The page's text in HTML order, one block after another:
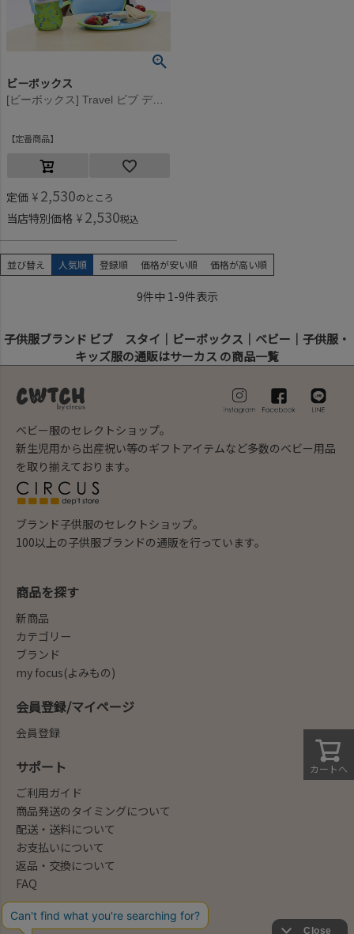
ビーボックス
[ビーボックス] Travel ビブ ディノタイム
定番商品
定価 ¥ 2,530のところ
当店特別価格 ¥ 2,530税込
並び替え 人気順 登録順 価格が安い順 価格が高い順
9件中 1-9件表示
子供服ブランド ビブ スタイ｜ビーボックス｜ベビー｜子供服・
キッズ服の通販はサーカス の商品一覧
カートへ
ベビー服のセレクトショップ。
新生児用から出産祝い等のギフトアイテムなど多数のベビー用品
を取り揃えております。
ブランド子供服のセレクトショップ。
100以上の子供服ブランドの通販を行っています。
会社概要/お問合せ先
商品を探す
新商品
カテゴリー
ブランド
my focus(よみもの)
会員登録/マイページ
会員登録
サポート
ご利用ガイド
商品発送のタイミングについて
配送・送料について
お支払いについて
返品・交換について
FAQ